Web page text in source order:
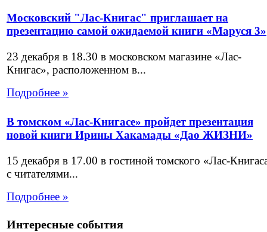
Московский "Лас-Книгас" приглашает на
презентацию самой ожидаемой книги «Маруся 3»
23 декабря в 18.30 в московском магазине «Лас-
Книгас», расположенном в...
Подробнее »
В томском «Лас-Книгасе» пройдет презентация
новой книги Ирины Хакамады «Дао ЖИЗНИ»
15 декабря в 17.00 в гостиной томского «Лас-
с читателями...
Подробнее »
Интересные события